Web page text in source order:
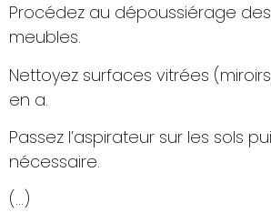
Procédez au dépoussiérage
meubles.
Nettoyez surfaces vitrées
en a.
Passez l’aspirateur sur les sols
nécessaire.
(…)